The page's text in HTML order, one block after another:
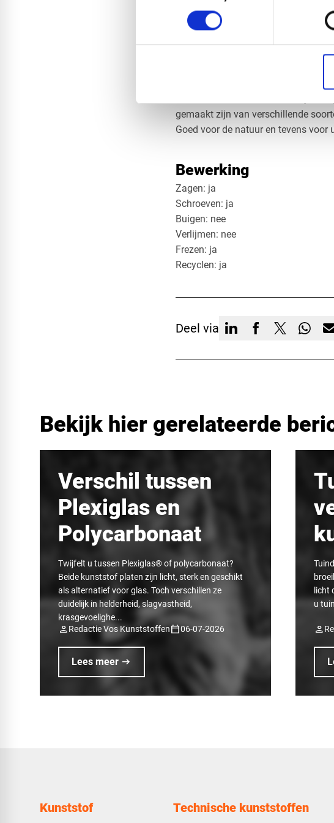
toepassingen. Een LDPE plaat is
verpakkingsindustrie, als
gemaakt zijn van verschillende
Goed voor de natuur en tevens voor
Bewerking
Zagen: ja
​Schroeven: ja
​Buigen: nee
​Verlijmen: nee
​Frezen: ja
​Recyclen: ja​
Deel via
Bekijk hier gerelateerde
Verschil tussen
Plexiglas en
Polycarbonaat
Twijfelt u tussen Plexiglas® of polycarbonaat?
Beide kunststof platen zijn licht, sterk en geschikt
als alternatief voor glas. Toch verschillen ze
duidelijk in helderheid, slagvastheid,
krasgevoelighe...
personRedactie Vos Kunststoffencalendar_today06-07-2026
Lees meer arrow_right_alt
licht
u
person
Kunststof Technische kunststoffen